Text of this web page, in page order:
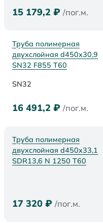
15 179,2 ₽ /пог.м.
Труба полимерная
двухслойная d450х30,9
SN32 F855 Т60
SN32
16 491,2 ₽ /пог.м.
Труба полимерная
двухслойная d450x33,1
SDR13,6 N 1250 Т60
17 320 ₽ /пог.м.